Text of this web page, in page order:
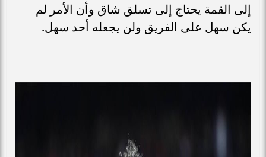
إلى القمة يحتاج إلى تسلق شاق وأن الأمر لم
يكن سهل على الفريق ولن يجعله أحد سهل.